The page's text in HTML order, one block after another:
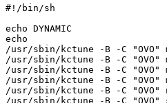
#!/bin/sh
echo DYNAMIC
echo
/usr/sbin/kctune -B -C "OVO"
/usr/sbin/kctune -B -C "OVO"
/usr/sbin/kctune -B -C "OVO"
/usr/sbin/kctune -B -C "OVO"
/usr/sbin/kctune -B -C "OVO"
/usr/sbin/kctune -B -C "OVO"